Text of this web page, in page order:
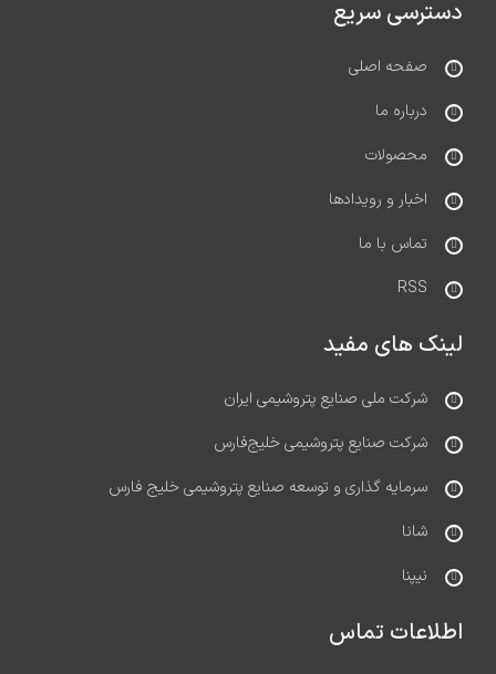
دسترسی سریع
صفحه اصلی
درباره ما
محصولات
اخبار و رویدادها
تماس با ما
RSS
لینک های مفید
شرکت ملی صنایع پتروشیمی ایران
شرکت صنایع پتروشیمی خلیج‌فارس
سرمایه گذاری و توسعه صنایع پتروشیمی خلیج فارس
شانا
نیپنا
اطلاعات تماس